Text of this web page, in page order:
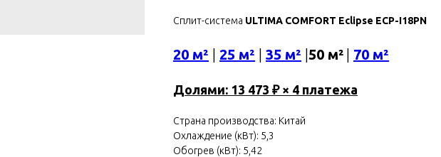
Сплит-система ULTIMA COMFORT Eclipse ECP-I18PN
20 м² 25 м² 35 м² 50 м² 70 м²
Долями: 13 473 ₽ × 4 платежа
Страна производства: Китай
Охлаждение (кВт): 5,3
Обогрев (кВт): 5,42